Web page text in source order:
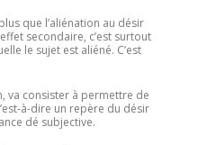
que l’aliénation au désir
secondaire, c’est surtout
le sujet est aliéné. C’est
va consister à permettre de
à-dire un repère du désir
dé subjective.